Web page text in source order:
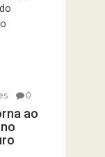
0
ao